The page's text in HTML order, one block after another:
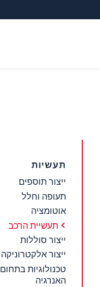
תעשיות
ייצור תוספים
תעופה וחלל
אוטומציה
תעשיית הרכב
ייצור סוללות
ייצור אלקטרוניקה
טכנולוגיות בתחום
האנרגיה